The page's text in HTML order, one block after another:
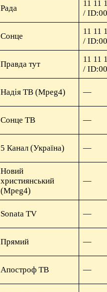
Рада
11 11
/
Сонце
11 11
/
Правда тут
11 11
/
Надія ТВ (Mpeg4) —
Сонце ТВ —
5 Канал (Україна) —
Новий
християнський
(Mpeg4)
—
Sonata TV —
Прямий —
Апостроф ТВ —